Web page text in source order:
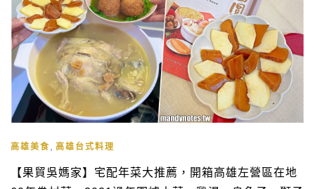
高雄美食 , 高雄台式料理
【果貿吳媽家】宅配年菜大推薦，開箱高雄左營區在地